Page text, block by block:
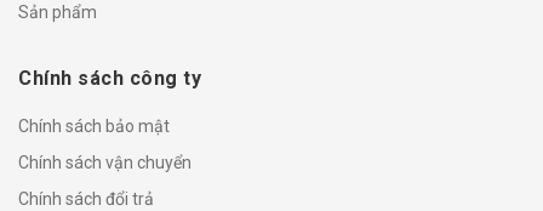
Sản phẩm
Chính sách công ty
Chính sách bảo mật
Chính sách vận chuyển
Chính sách đổi trả